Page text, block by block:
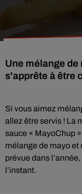
Une mélange
s'apprête à être
Si vous aimez
allez être servis ! La
sauce « MayoChup »
mélange de mayo
prévue dans
l’instant.